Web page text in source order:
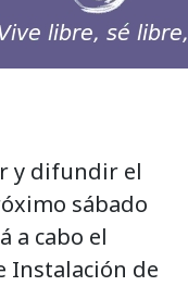
y difundir el
sábado
a cabo el
Instalación de